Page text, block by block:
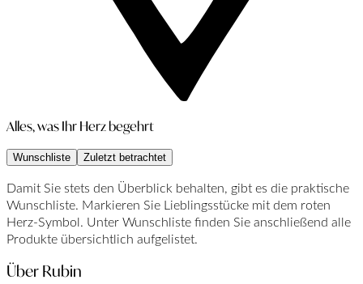
Alles, was Ihr Herz begehrt
Wunschliste Zuletzt betrachtet
Damit Sie stets den Überblick behalten, gibt es die praktische
Wunschliste. Markieren Sie Lieblingsstücke mit dem roten
Herz-Symbol. Unter Wunschliste finden Sie anschließend alle
Produkte übersichtlich aufgelistet.
Über Rubin